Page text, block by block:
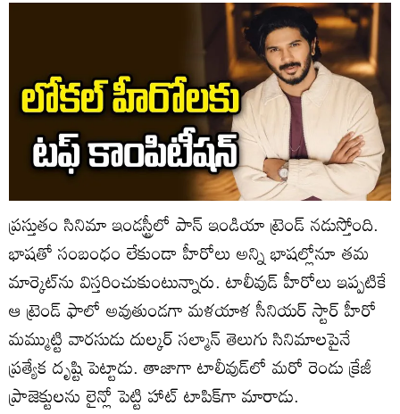
ప్రస్తుతం సినిమా ఇండస్ట్రీలో పాన్ ఇండియా ట్రెండ్ నడుస్తోంది.
భాషతో సంబంధం లేకుండా హీరోలు అన్ని భాషల్లోనూ తమ
మార్కెట్‌ను విస్తరించుకుంటున్నారు. టాలీవుడ్ హీరోలు ఇప్పటికే
ఆ ట్రెండ్ ఫాలో అవుతుండగా మళయాళ సీనియర్‌ స్టార్ హీరో
మమ్ముట్టి వారసుడు దుల్కర్ సల్మాన్ తెలుగు సినిమాలపైనే
ప్రత్యేక దృష్టి పెట్టాడు. తాజాగా టాలీవుడ్‌లో మరో రెండు క్రేజీ
ప్రాజెక్టులను లైన్లో పెట్టి హాట్ టాపిక్‌గా మారాడు.